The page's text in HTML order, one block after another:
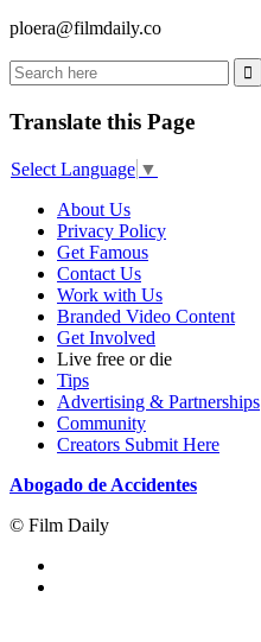
ploera@filmdaily.co
Translate this Page
Select Language ▼
About Us
Privacy Policy
Get Famous
Contact Us
Work with Us
Branded Video Content
Get Involved
Live free or die
Tips
Advertising & Partnerships
Community
Creators Submit Here
Abogado de Accidentes
© Film Daily